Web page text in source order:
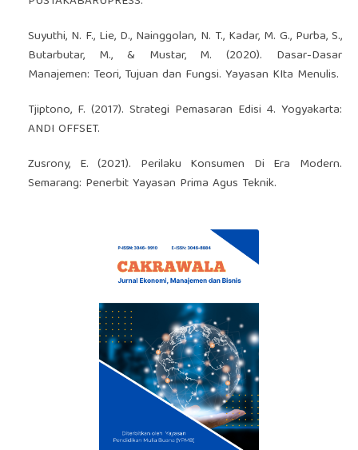
Suyuthi, N. F., Lie, D., Nainggolan, N. T., Kadar, M. G., Purba, S.,
Butarbutar, M., & Mustar, M. (2020). Dasar-Dasar
Manajemen: Teori, Tujuan dan Fungsi. Yayasan KIta Menulis.
Tjiptono, F. (2017). Strategi Pemasaran Edisi 4. Yogyakarta:
ANDI OFFSET.
Zusrony, E. (2021). Perilaku Konsumen Di Era Modern.
Semarang: Penerbit Yayasan Prima Agus Teknik.